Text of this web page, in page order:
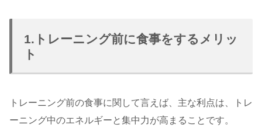
1.トレーニング前に食事をするメリッ
ト
トレーニング前の食事に関して言えば、主な利点は、トレ
ーニング中のエネルギーと集中力が高まることです。